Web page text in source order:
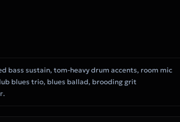
bass sustain, tom-heavy drum accents, room mic
blues trio, blues ballad, brooding grit